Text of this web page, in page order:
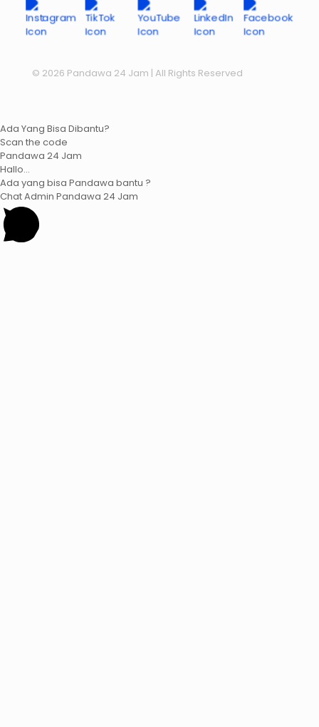
© 2026 Pandawa 24 Jam | All Rights Reserved
Ada Yang Bisa Dibantu?
Scan the code
Pandawa 24 Jam
Hallo...
Ada yang bisa Pandawa bantu ?
Chat Admin Pandawa 24 Jam